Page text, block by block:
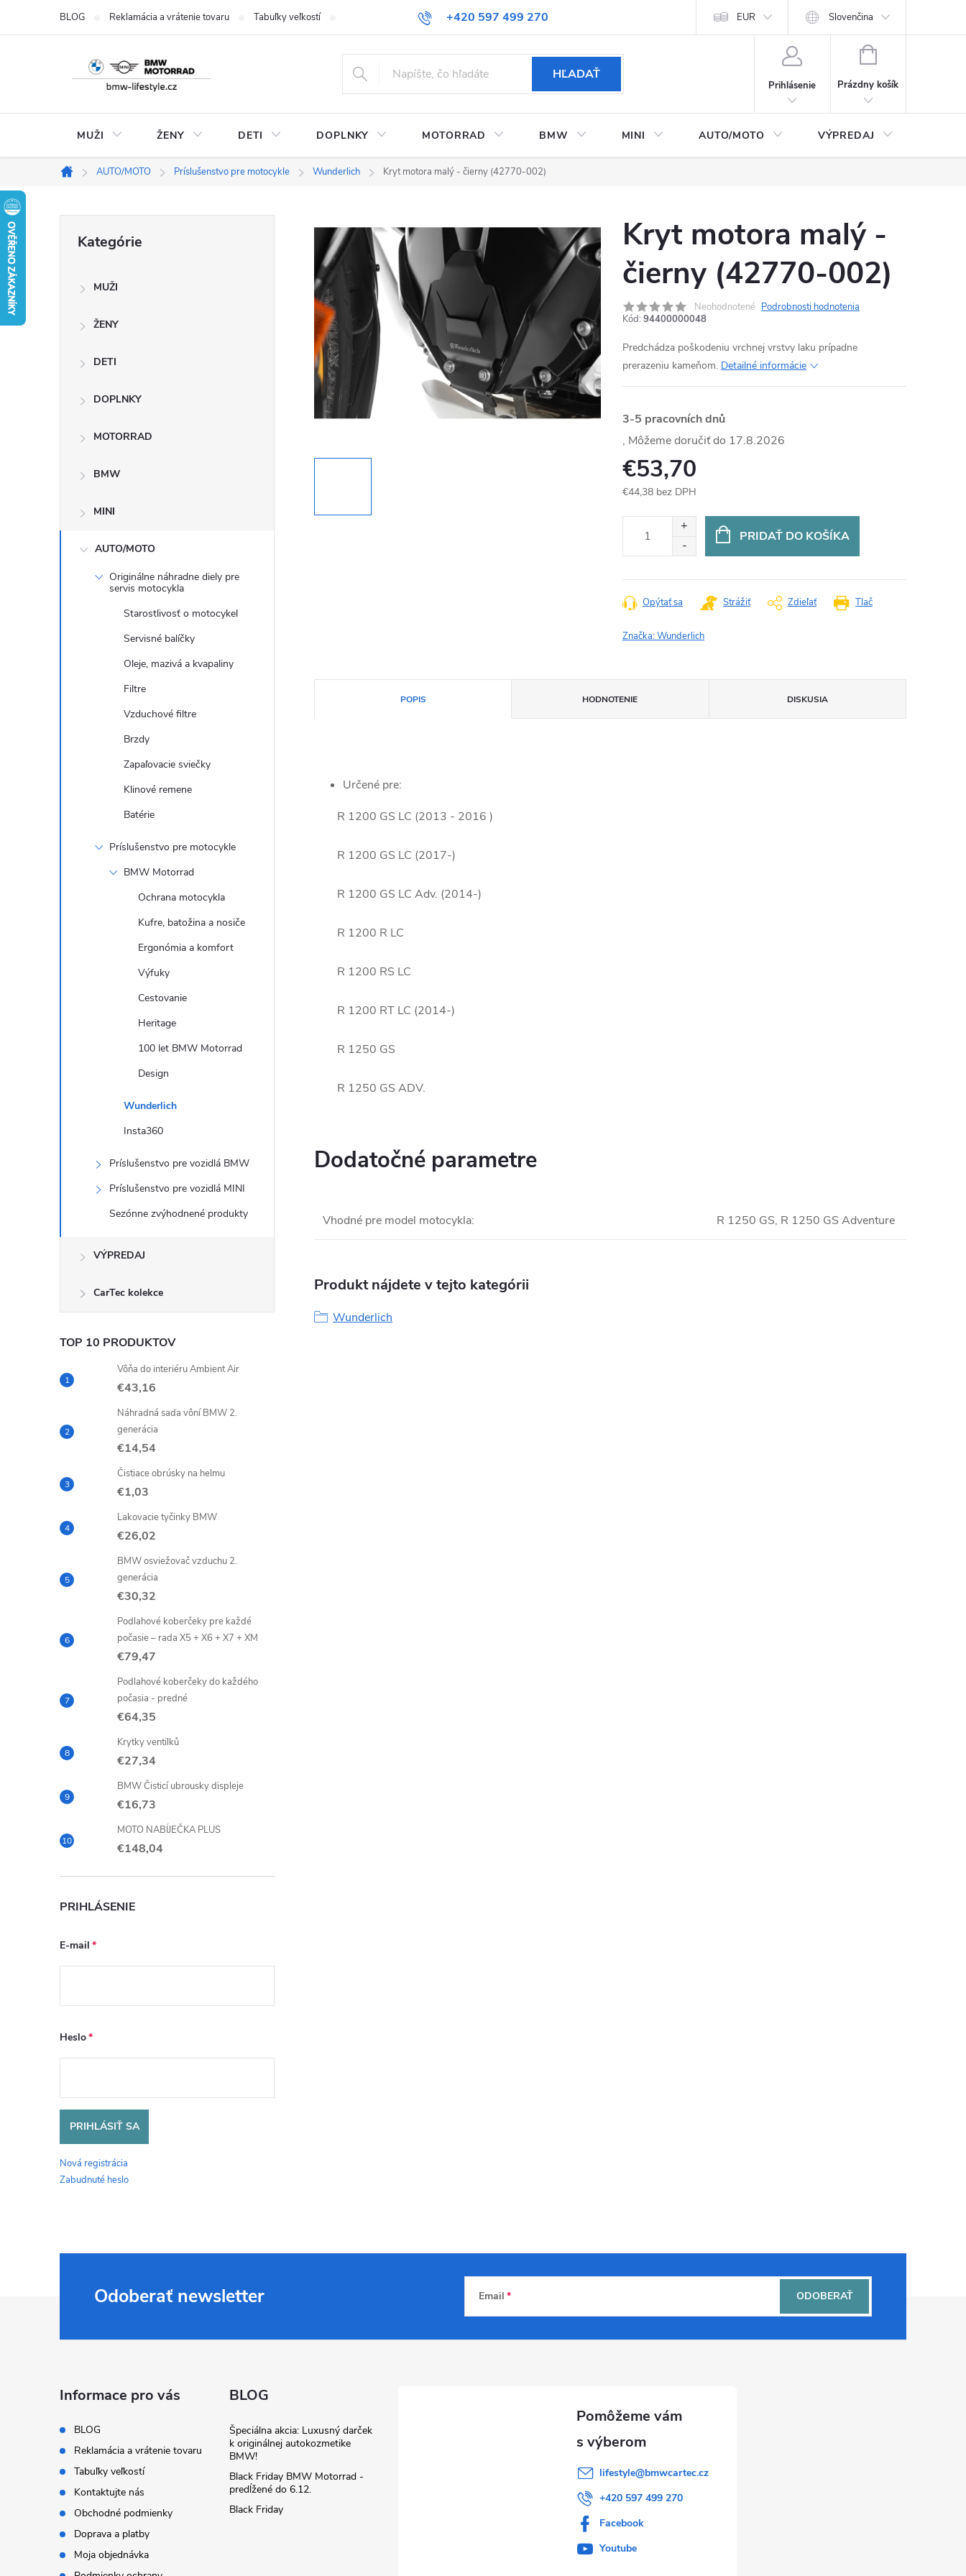
+420 597 499 270
BLOG Reklamácia a vrátenie tovaru Tabuľky veľkostí Obchodné podmienky Moja objednávka Podmienky ochrany osobných údajov
EUR Slovenčina
HĽADAŤ
Prihlásenie
NÁKUPNÝ
Prázdny košík
MUŽI ŽENY DETI DOPLNKY MOTORRAD BMW MINI AUTO/MOTO VÝPREDAJ
Domov
AUTO/MOTO Príslušenstvo pre motocykle Wunderlich Kryt motora malý - čierny (42770-002)
kategórie
Kategórie
MUŽI
ŽENY
DETI
DOPLNKY
MOTORRAD
BMW
MINI
AUTO/MOTO
Originálne náhradne diely pre
servis motocykla
Starostlivosť o motocykel
Servisné balíčky
Oleje, mazivá a kvapaliny
Filtre
Vzduchové filtre
Brzdy
Zapaľovacie sviečky
Klinové remene
Batérie
Príslušenstvo pre motocykle
BMW Motorrad
Ochrana motocykla
Kufre, batožina a nosiče
Ergonómia a komfort
Výfuky
Cestovanie
Heritage
100 let BMW Motorrad
Design
Wunderlich
Insta360
Príslušenstvo pre vozidlá BMW
Príslušenstvo pre vozidlá MINI
Sezónne zvýhodnené produkty
VÝPREDAJ
CarTec kolekce
TOP 10 PRODUKTOV
Vôňa do interiéru Ambient Air
€43,16
Náhradná sada vôní BMW 2.
generácia
€14,54
Čistiace obrúsky na helmu
€1,03
Lakovacie tyčinky BMW
€26,02
BMW osviežovač vzduchu 2.
generácia
€30,32
Podlahové koberčeky pre každé
počasie – rada X5 + X6 + X7 + XM
€79,47
Podlahové koberčeky do každého
počasia - predné
€64,35
Krytky ventilků
€27,34
BMW Čisticí ubrousky displeje
€16,73
MOTO NABÍJEČKA PLUS
€148,04
PRIHLÁSENIE
E-mail
Heslo
PRIHLÁSIŤ SA
Nová registrácia
Zabudnuté heslo
Kryt motora malý -
čierny (42770-002)
Neohodnotené Podrobnosti hodnotenia
Kód: 94400000048
Predchádza poškodeniu vrchnej vrstvy laku prípadne
prerazeniu kameňom. Detailné informácie
3-5 pracovních dnů
17.8.2026
€53,70
€44,38 bez DPH
PRIDAŤ DO KOŠÍKA
Tlač
Opýtať sa Strážiť Zdieľať
Značka:Wunderlich
POPIS HODNOTENIE DISKUSIA
Určené pre:
R 1200 GS LC (2013 - 2016 )
R 1200 GS LC (2017-)
R 1200 GS LC Adv. (2014-)
R 1200 R LC
R 1200 RS LC
R 1200 RT LC (2014-)
R 1250 GS
R 1250 GS ADV.
Dodatočné parametre
Vhodné pre model motocykla: R 1250 GS, R 1250 GS Adventure
Produkt nájdete v tejto kategórii
Wunderlich
Odoberať newsletter Email ODOBERAŤ
Informace pro vás
BLOG
Reklamácia a vrátenie tovaru
Tabuľky veľkostí
Kontaktujte nás
Obchodné podmienky
Doprava a platby
Moja objednávka
BLOG
Špeciálna akcia: Luxusný darček
k originálnej autokozmetike
BMW!
Black Friday BMW Motorrad -
predĺžené do 6.12.
Black Friday
lifestyle@bmwcartec.cz
+420 597 499 270
Facebook
Youtube